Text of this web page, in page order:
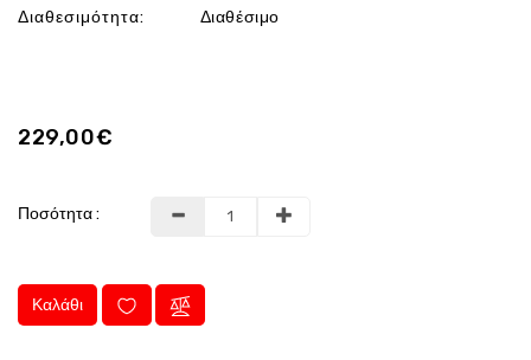
Διαθεσιμότητα:
Διαθέσιμο
229,00€
Ποσότητα :
Καλάθι